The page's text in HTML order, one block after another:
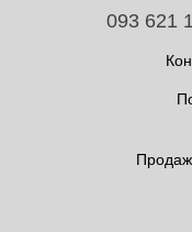
093 621
Продаж